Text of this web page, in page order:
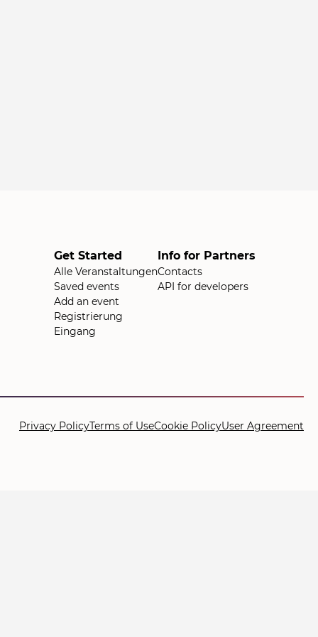
Get Started
Alle Veranstaltungen
Saved events
Add an event
Registrierung
Eingang
Info for Partners
Contacts
API for developers
Privacy PolicyTerms of UseCookie PolicyUser Agreement